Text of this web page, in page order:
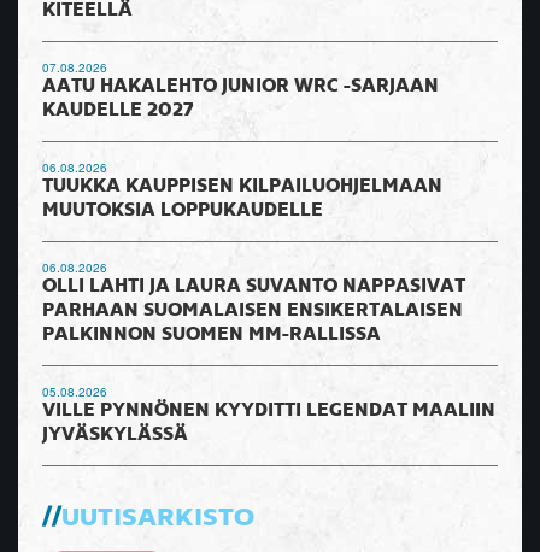
KITEELLÄ
07.08.2026
AATU HAKALEHTO JUNIOR WRC -SARJAAN
KAUDELLE 2027
06.08.2026
TUUKKA KAUPPISEN KILPAILUOHJELMAAN
MUUTOKSIA LOPPUKAUDELLE
06.08.2026
OLLI LAHTI JA LAURA SUVANTO NAPPASIVAT
PARHAAN SUOMALAISEN ENSIKERTALAISEN
PALKINNON SUOMEN MM-RALLISSA
05.08.2026
VILLE PYNNÖNEN KYYDITTI LEGENDAT MAALIIN
JYVÄSKYLÄSSÄ
UUTISARKISTO